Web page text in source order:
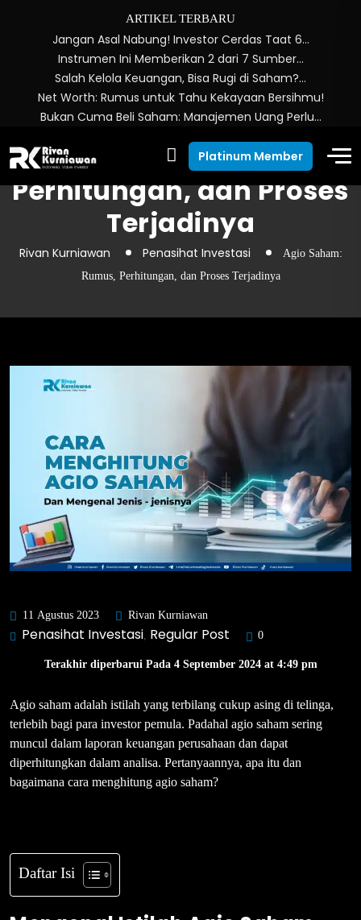
ARTIKEL TERBARU
Jangan Asal Nabung! Investor Cerdas Taat 6…
Instrumen Ini Memberikan 2 dari 7 Sumber…
Salah Kelola Keuangan, Bisa Rugi di Saham?…
Net Worth: Rumus untuk Tahu Kekayaan Bersihmu!
Bukan Cuma Beli Saham: Manajemen Uang Perlu…
Platinum Member
Agio Saham: Rumus,
Perhitungan, dan Proses
Terjadinya
Rivan Kurniawan Penasihat Investasi
Agio Saham:
Rumus, Perhitungan, dan Proses Terjadinya
11 Agustus 2023 Rivan Kurniawan
Penasihat Investasi Regular Post 0
Terakhir diperbarui Pada 4 September 2024 at 4:49 pm
Agio saham adalah istilah yang terbilang cukup asing di telinga,
terlebih bagi para investor pemula. Padahal agio saham sering
muncul dalam laporan keuangan perusahaan dan dapat
diperhitungkan dalam analisa. Pertanyaannya, apa itu dan
bagaimana cara menghitung agio saham?
Daftar Isi